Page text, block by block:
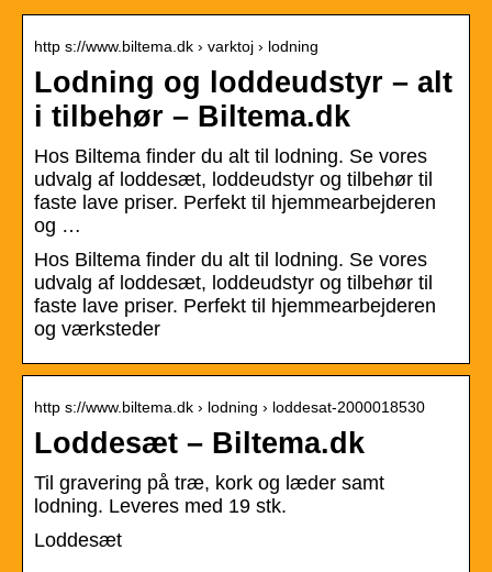
http s://www.biltema.dk › varktoj › lodning
Lodning og loddeudstyr – alt
i tilbehør – Biltema.dk
Hos Biltema finder du alt til lodning. Se vores
udvalg af loddesæt, loddeudstyr og tilbehør til
faste lave priser. Perfekt til hjemmearbejderen
og …
Hos Biltema finder du alt til lodning. Se vores
udvalg af loddesæt, loddeudstyr og tilbehør til
faste lave priser. Perfekt til hjemmearbejderen
og værksteder
http s://www.biltema.dk › lodning › loddesat-2000018530
Loddesæt – Biltema.dk
Til gravering på træ, kork og læder samt
lodning. Leveres med 19 stk.
Loddesæt